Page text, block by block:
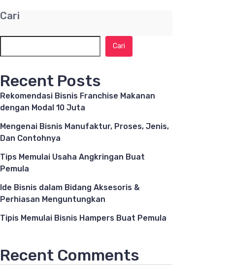
Cari
Cari
Recent Posts
Rekomendasi Bisnis Franchise Makanan
dengan Modal 10 Juta
Mengenai Bisnis Manufaktur, Proses, Jenis,
Dan Contohnya
Tips Memulai Usaha Angkringan Buat
Pemula
Ide Bisnis dalam Bidang Aksesoris &
Perhiasan Menguntungkan
Tipis Memulai Bisnis Hampers Buat Pemula
Recent Comments